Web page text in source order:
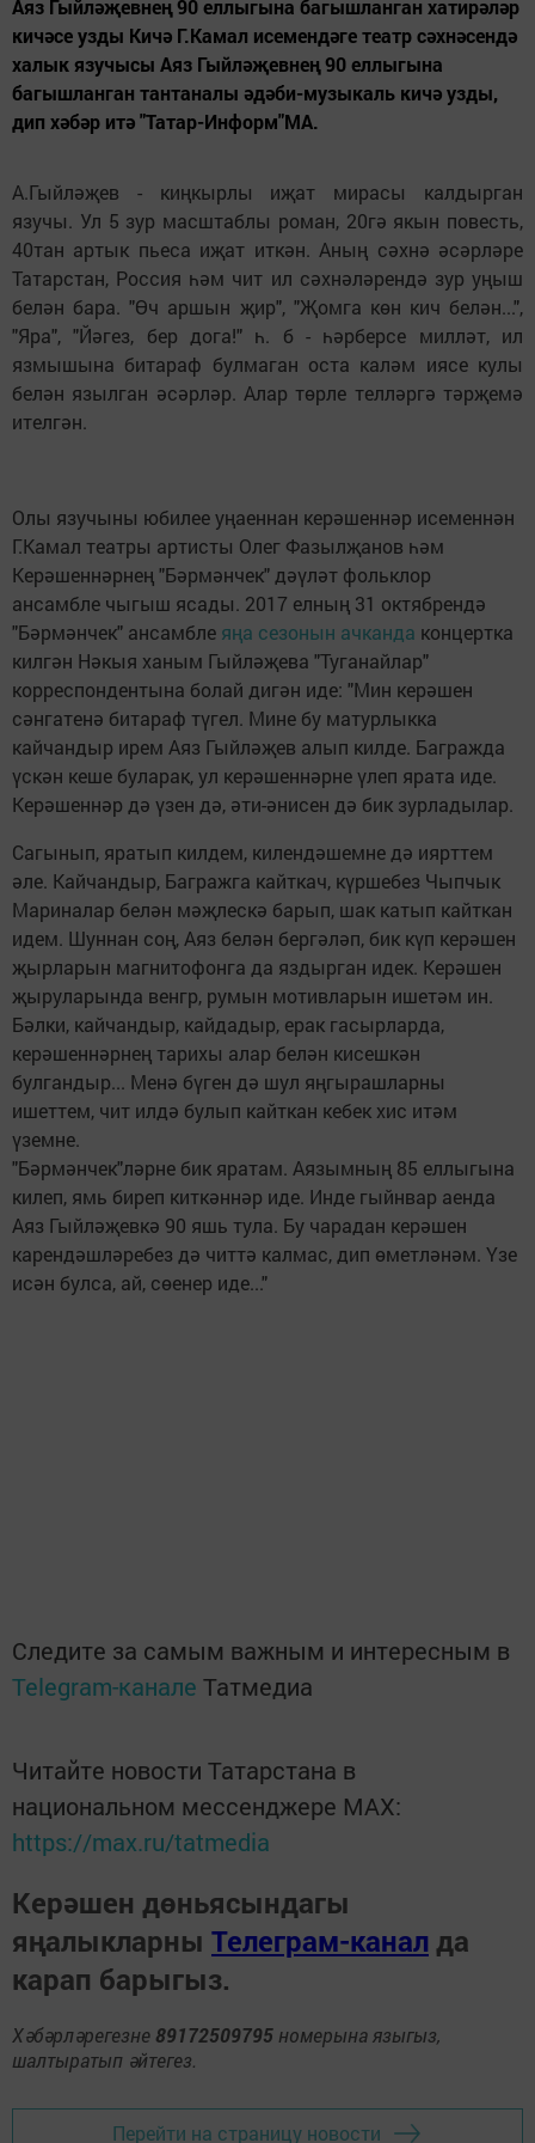
Аяз Гыйләҗевнең 90 еллыгына багышланган хатирәләр
кичәсе узды Кичә Г.Камал исемендәге театр сәхнәсендә
халык язучысы Аяз Гыйләҗевнең 90 еллыгына
багышланган тантаналы әдәби-музыкаль кичә узды,
дип хәбәр итә "Татар-Информ"МА.
А.Гыйләҗев - киңкырлы иҗат мирасы калдырган
язучы. Ул 5 зур масштаблы роман, 20гә якын повесть,
40тан артык пьеса иҗат иткән. Аның сәхнә әсәрләре
Татарстан, Россия һәм чит ил сәхнәләрендә зур уңыш
белән бара. "Өч аршын җир", "Җомга көн кич белән...",
"Яра", "Йәгез, бер дога!" һ. б - һәрберсе милләт, ил
язмышына битараф булмаган оста каләм иясе кулы
белән язылган әсәрләр. Алар төрле телләргә тәрҗемә
ителгән.
Олы язучыны юбилее уңаеннан керәшеннәр исеменнән
Г.Камал театры артисты Олег Фазылҗанов һәм
Керәшеннәрнең "Бәрмәнчек" дәүләт фольклор
ансамбле чыгыш ясады. 2017 елның 31 октябрендә
"Бәрмәнчек" ансамбле яңа сезонын ачканда концертка
килгән Нәкыя ханым Гыйләҗева "Туганайлар"
корреспондентына болай дигән иде: "Мин керәшен
сәнгатенә битараф түгел. Мине бу матурлыкка
кайчандыр ирем Аяз Гыйләҗев алып килде. Багражда
үскән кеше буларак, ул керәшеннәрне үлеп ярата иде.
Керәшеннәр дә үзен дә, әти-әнисен дә бик зурладылар.
Сагынып, яратып килдем, килендәшемне дә иярттем
әле. Кайчандыр, Багражга кайткач, күршебез Чыпчык
Мариналар белән мәҗлескә барып, шак катып кайткан
идем. Шуннан соң, Аяз белән бергәләп, бик күп керәшен
җырларын магнитофонга да яздырган идек. Керәшен
җыруларында венгр, румын мотивларын ишетәм ин.
Бәлки, кайчандыр, кайдадыр, ерак гасырларда,
керәшеннәрнең тарихы алар белән кисешкән
булгандыр... Менә бүген дә шул яңгырашларны
ишеттем, чит илдә булып кайткан кебек хис итәм
үземне.
"Бәрмәнчек"ләрне бик яратам. Аязымның 85 еллыгына
килеп, ямь биреп киткәннәр иде. Инде гыйнвар аенда
Аяз Гыйләҗевкә 90 яшь тула. Бу чарадан керәшен
карендәшләребез дә читтә калмас, дип өметләнәм. Үзе
исән булса, ай, сөенер иде..."
Следите за самым важным и интересным в
Telegram-канале Татмедиа
Читайте новости Татарстана в
национальном мессенджере MАХ:
https://max.ru/tatmedia
Керәшен дөньясындагы
яңалыкларны Телеграм-канал да
карап барыгыз.
Хәбәрләрегезне 89172509795 номерына языгыз,
шалтыратып әйтегез.
Перейти на страницу новости